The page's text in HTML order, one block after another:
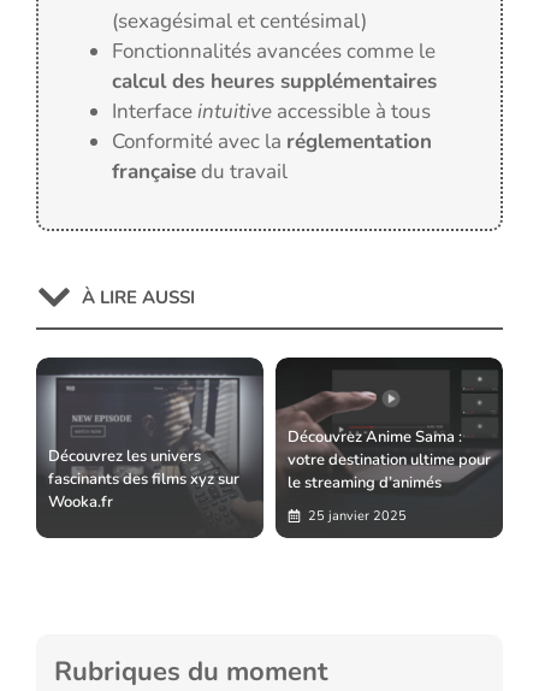
(sexagésimal et centésimal)
Fonctionnalités avancées comme le
calcul des heures supplémentaires
Interfaceintuitive accessible à tous
Conformité avec la réglementation
françaisedu travail
À LIRE AUSSI
Découvrez les univers
fascinants des films xyz sur
Wooka.fr
Découvrez Anime Sama :
votre destination ultime pour
le streaming d’animés
25 janvier 2025
Rubriques du moment